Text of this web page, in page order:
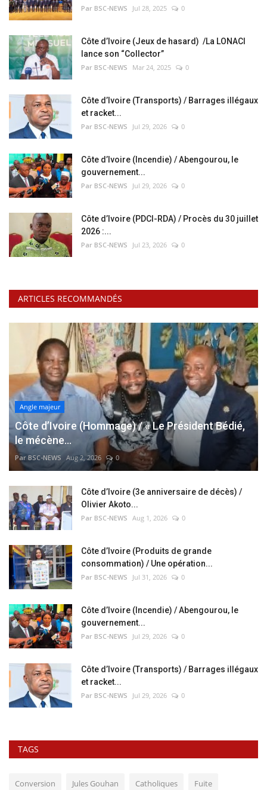
Par BSC-NEWS Jul 28, 2025 0
Côte d’Ivoire (Jeux de hasard) /La LONACI
lance son “Collector”
Par BSC-NEWS Mar 24, 2025 0
Côte d’Ivoire (Transports) / Barrages illégaux
et racket...
Par BSC-NEWS Jul 29, 2026 0
Côte d’Ivoire (Incendie) / Abengourou, le
gouvernement...
Par BSC-NEWS Jul 29, 2026 0
Côte d’Ivoire (PDCI-RDA) / Procès du 30 juillet
2026 :...
Par BSC-NEWS Jul 23, 2026 0
ARTICLES RECOMMANDÉS
Angle majeur
Côte d’Ivoire (Hommage) / « Le Président Bédié,
le mécène...
Par BSC-NEWS Aug 2, 2026 0
Côte d’Ivoire (3e anniversaire de décès) /
Olivier Akoto...
Par BSC-NEWS Aug 1, 2026 0
Côte d’Ivoire (Produits de grande
consommation) / Une opération...
Par BSC-NEWS Jul 31, 2026 0
Côte d’Ivoire (Incendie) / Abengourou, le
gouvernement...
Par BSC-NEWS Jul 29, 2026 0
Côte d’Ivoire (Transports) / Barrages illégaux
et racket...
Par BSC-NEWS Jul 29, 2026 0
TAGS
Conversion Jules Gouhan Catholiques Fuite